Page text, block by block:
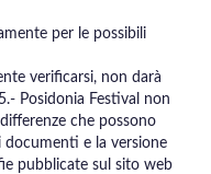
per le possibili
verificarsi, non darà
Posidonia Festival non
che possono
documenti e la versione
pubblicate sul sito web